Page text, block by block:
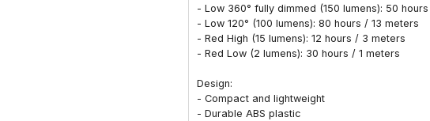
- Low 360° fully dimmed (150 lumens): 50
- Low 120° (100 lumens): 80 hours / 13 meters
- Red High (15 lumens): 12 hours / 3 meters
- Red Low (2 lumens): 30 hours / 1 meters
Design:
- Compact and lightweight
- Durable ABS plastic